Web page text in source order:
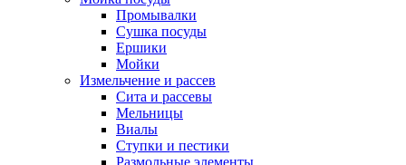
Промывалки
Сушка посуды
Ершики
Мойки
Измельчение и рассев
Сита и рассевы
Мельницы
Виалы
Ступки и пестики
Размольные элементы